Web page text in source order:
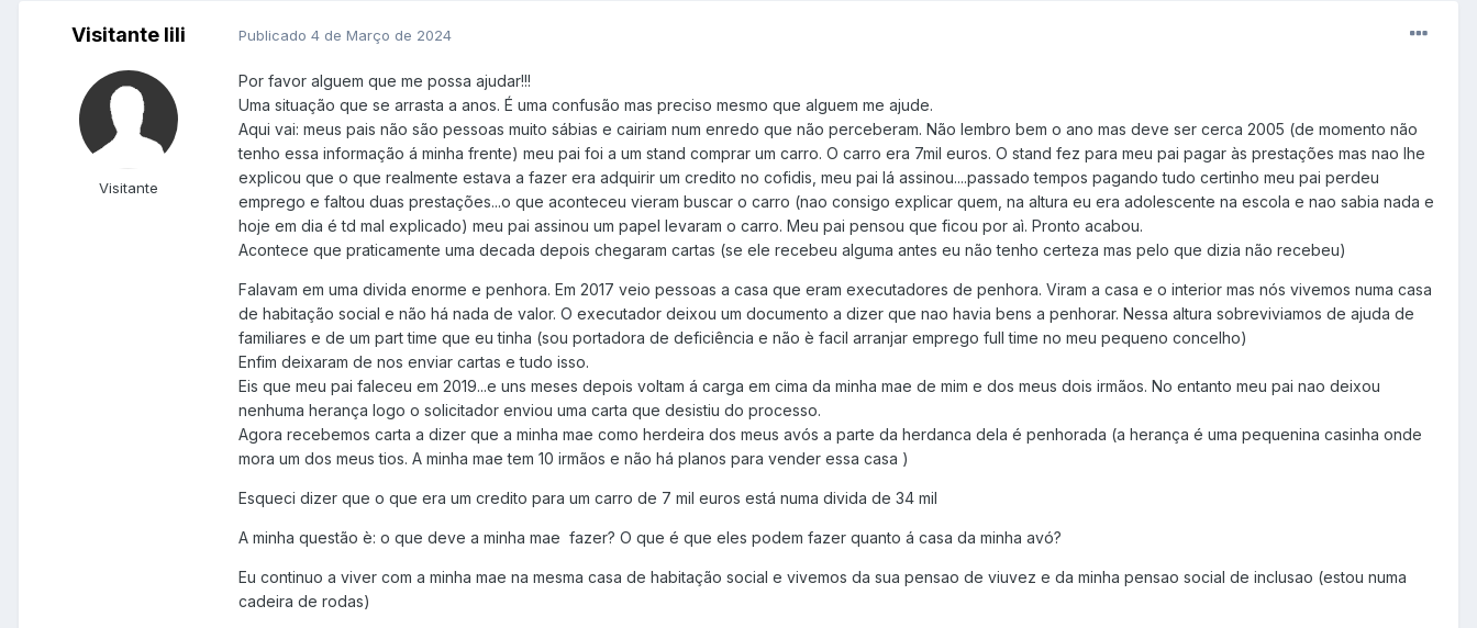
Visitante lili
Visitante
Publicado 4 de Março de 2024
Por favor alguem que me possa ajudar!!!
Uma situação que se arrasta a anos. É uma confusão mas preciso mesmo que alguem me ajude.
Aqui vai: meus pais não são pessoas muito sábias e cairiam num enredo que não perceberam. Não lembro bem o ano mas deve ser cerca 2005 (de momento não
tenho essa informação á minha frente) meu pai foi a um stand comprar um carro. O carro era 7mil euros. O stand fez para meu pai pagar às prestações mas nao lhe
explicou que o que realmente estava a fazer era adquirir um credito no cofidis, meu pai lá assinou....passado tempos pagando tudo certinho meu pai perdeu
emprego e faltou duas prestações...o que aconteceu vieram buscar o carro (nao consigo explicar quem, na altura eu era adolescente na escola e nao sabia nada e
hoje em dia é td mal explicado) meu pai assinou um papel levaram o carro. Meu pai pensou que ficou por aì. Pronto acabou.
Acontece que praticamente uma decada depois chegaram cartas (se ele recebeu alguma antes eu não tenho certeza mas pelo que dizia não recebeu)
Falavam em uma divida enorme e penhora. Em 2017 veio pessoas a casa que eram executadores de penhora. Viram a casa e o interior mas nós vivemos numa casa
de habitação social e não há nada de valor. O executador deixou um documento a dizer que nao havia bens a penhorar. Nessa altura sobreviviamos de ajuda de
familiares e de um part time que eu tinha (sou portadora de deficiência e não è facil arranjar emprego full time no meu pequeno concelho)
Enfim deixaram de nos enviar cartas e tudo isso.
Eis que meu pai faleceu em 2019...e uns meses depois voltam á carga em cima da minha mae de mim e dos meus dois irmãos. No entanto meu pai nao deixou
nenhuma herança logo o solicitador enviou uma carta que desistiu do processo.
Agora recebemos carta a dizer que a minha mae como herdeira dos meus avós a parte da herdanca dela é penhorada (a herança é uma pequenina casinha onde
mora um dos meus tios. A minha mae tem 10 irmãos e não há planos para vender essa casa )
Esqueci dizer que o que era um credito para um carro de 7 mil euros está numa divida de 34 mil
A minha questão è: o que deve a minha mae fazer? O que é que eles podem fazer quanto á casa da minha avó?
Eu continuo a viver com a minha mae na mesma casa de habitação social e vivemos da sua pensao de viuvez e da minha pensao social de inclusao (estou numa
cadeira de rodas)